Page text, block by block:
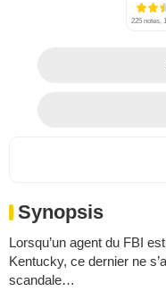
225 notes,
Synopsis
Lorsqu’un agent du FBI
Kentucky, ce dernier ne
scandale…